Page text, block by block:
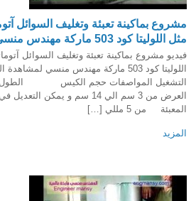
مشروع بماكينة تعبئة وتغليف السوائل
مثل اللوليتا كود 503 ماركة مهندس منسي
فيديو مشروع بماكينة تعبئة وتغليف السوائل
اللوليتا كود 503 ماركة مهندس منسي
العرض من 3 سم الي 14 سم و
المعبئة من 5 مللي […]
المزيد